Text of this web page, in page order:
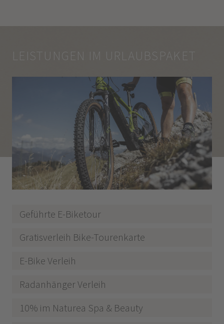
LEISTUNGEN IM URLAUBSPAKET
Geführte E-Biketour
Gratisverleih Bike-Tourenkarte
E-Bike Verleih
Radanhänger Verleih
10% im Naturea Spa & Beauty